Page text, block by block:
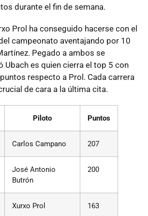
durante el fin de semana.
Prol ha conseguido hacerse con el
campeonato aventajando por 10
Pegado a ambos se
Ubach es quien cierra el top 5 con
respecto a Prol. Cada carrera
de cara a la última cita.
Piloto Puntos
Carlos Campano 207
José Antonio
Butrón
200
Xurxo Prol 163